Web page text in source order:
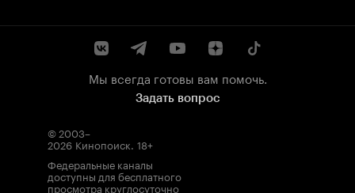
Мы всегда готовы вам помочь.
Задать вопрос
© 2003–
2026 Кинопоиск. 18+
Федеральные каналы
доступны для бесплатного
просмотра круглосуточно